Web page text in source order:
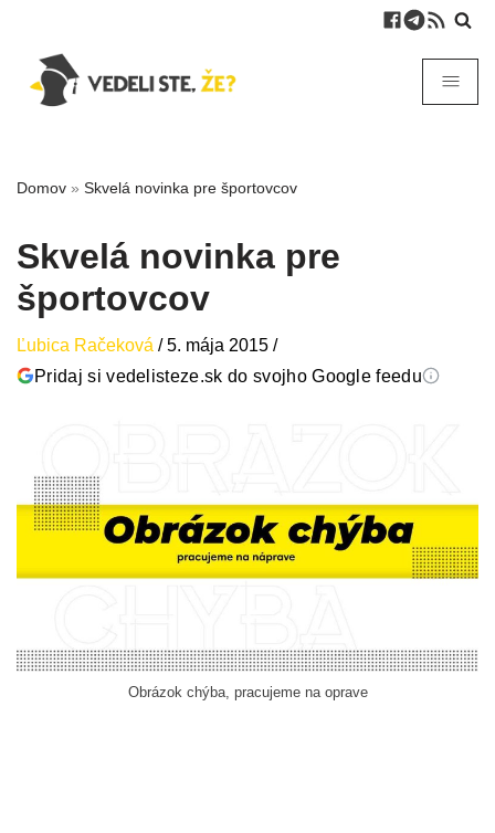
Domov » Skvelá novinka pre športovcov
Skvelá novinka pre
športovcov
Ľubica Račeková /5. mája 2015 /
Pridaj si vedelisteze.sk do svojho Google feedu
Obrázok chýba, pracujeme na oprave